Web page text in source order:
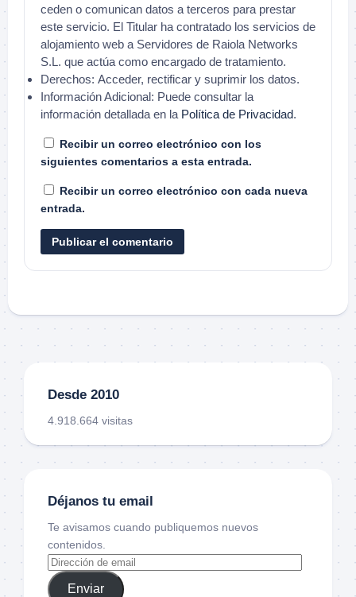
ceden o comunican datos a terceros para prestar
este servicio. El Titular ha contratado los servicios de
alojamiento web a Servidores de Raiola Networks
S.L. que actúa como encargado de tratamiento.
Derechos: Acceder, rectificar y suprimir los datos.
Información Adicional: Puede consultar la
información detallada en la Política de Privacidad.
Recibir un correo electrónico con los
siguientes comentarios a esta entrada.
Recibir un correo electrónico con cada nueva
entrada.
Desde 2010
4.918.664 visitas
Déjanos tu email
Te avisamos cuando publiquemos nuevos
contenidos.
Enviar